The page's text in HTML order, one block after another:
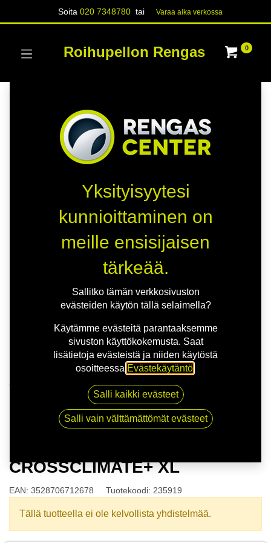
Soita020 7348780 tai Varaa aika verk​​​​ossa
Roihupellon Rengas 0
175/65R14 86H MICHELIN CROSSCLIMATE+ XL
CROSSCLIMATE+ XL
EAN: 3528706712678 Tuotekoodi: 235919
Tällä tuotteella ei ole kelvollista yhdistelmää.
Yksityisyytesi
kunnioittaminen on
meille ensisijaisen
tärkeää.
Sallitko tämän verkkosivuston
evästeiden käytön tällä selaimella?
Käytämme evästeitä parantaaksemme
sivuston käyttökokemusta. Saat
lisätietoja evästeistä ja niiden käytöstä
osoitteessa Evästekäytäntö
Salli kaikki evästeet
Salli vain välttämättömät evästeet